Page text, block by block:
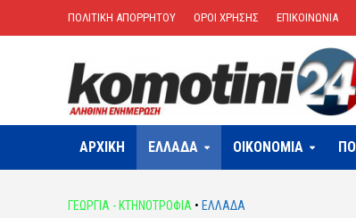
ΠΟΛΙΤΙΚΗ ΑΠΟΡΡΗΤΟΥ ΟΡΟΙ ΧΡΗΣΗΣ ΕΠΙΚΟΙΝΩΝΙΑ
ΑΡΧΙΚΗ ΕΛΛΑΔΑ OIKONOMIA
ΓΕΩΡΓΙΑ - ΚΤΗΝΟΤΡΟΦΙΑ • ΕΛΛΑΔΑ